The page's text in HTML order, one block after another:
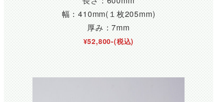
幅：410mm(１枚205mm)
厚み：7mm
¥52,800-(税込)